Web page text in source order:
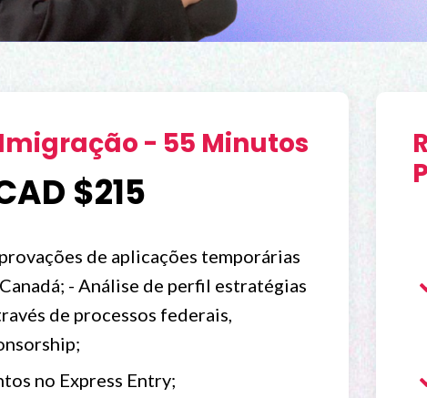
- 55 Minutos
$215
de aplicações temporárias
- Análise de perfil estratégias
de processos federais,
no Express Entry;